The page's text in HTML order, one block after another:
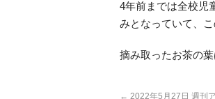
4年前までは全校児
みとなっていて、
摘み取ったお茶の
← 2022年5月27日 週刊